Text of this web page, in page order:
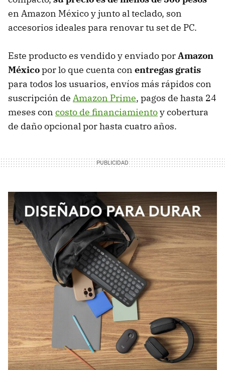
en Amazon México y junto al teclado, son
accesorios ideales para renovar tu set de PC.
Este producto es vendido y enviado porAmazon
Méxicopor lo que cuenta con entregas gratis
para todos los usuarios, envíos más rápidos con
suscripción de Amazon Prime, pagos de hasta 24
meses con costo de financiamientoy cobertura
de daño opcional por hasta cuatro años.